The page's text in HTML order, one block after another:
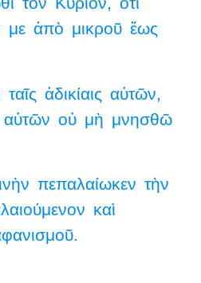
με ἀπὸ μικροῦ ἕως
ταῖς ἀδικίαις αὐτῶν,
αὐτῶν οὐ μὴ μνησθῶ
πεπαλαίωκεν τὴν
καὶ